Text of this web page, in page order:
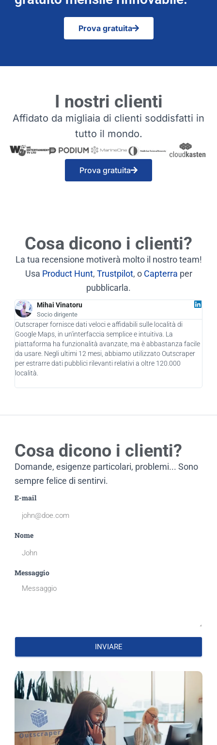
Prova gratuita
I nostri clienti
Affidato da migliaia di clienti soddisfatti in
tutto il mondo.
Prova gratuita
Cosa dicono i clienti?
La tua recensione motiverà molto il nostro team!
Usa Product Hunt, Trustpilot, o Capterra per
pubblicarla.
Mihai Vinatoru
Socio dirigente
Outscraper fornisce dati veloci e affidabili sulle località di
Google Maps, in un'interfaccia semplice e intuitiva. La
piattaforma ha funzionalità avanzate, ma è abbastanza facile
da usare. Negli ultimi 12 mesi, abbiamo utilizzato Outscraper
per estrarre dati pubblici rilevanti relativi a oltre 120.000
località.
Cosa dicono i clienti?
Domande, esigenze particolari, problemi... Sono
sempre felice di sentirvi.
E-mail
Nome
Messaggio
INVIARE